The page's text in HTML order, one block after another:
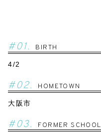
#01. BIRTH
4/2
#02. HOMETOWN
大阪市
#03. FORMER SCHOOL